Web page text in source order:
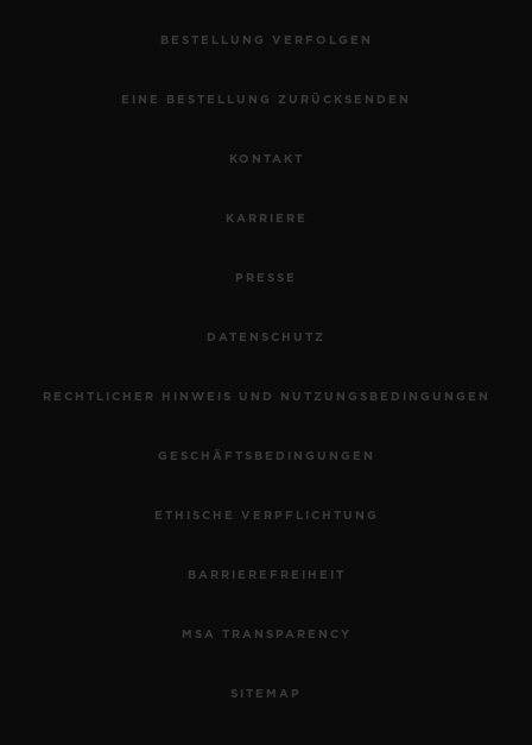
BESTELLUNG VERFOLGEN
EINE BESTELLUNG ZURÜCKSENDEN
KONTAKT
KARRIERE
PRESSE
DATENSCHUTZ
RECHTLICHER HINWEIS UND NUTZUNGSBEDINGUNGEN
GESCHÄFTSBEDINGUNGEN
ETHISCHE VERPFLICHTUNG
BARRIEREFREIHEIT
MSA TRANSPARENCY
SITEMAP